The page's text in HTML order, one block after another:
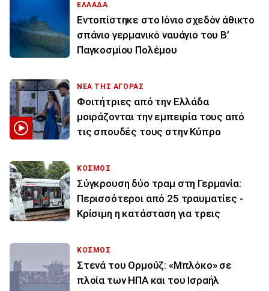
ΕΛΛΑΔΑ
Εντοπίστηκε στο Ιόνιο σχεδόν άθικτο
σπάνιο γερμανικό ναυάγιο του Β’
Παγκοσμίου Πολέμου
ΝΕΑ ΤΗΣ ΑΓΟΡΑΣ
Φοιτήτριες από την Ελλάδα
μοιράζονται την εμπειρία τους από
τις σπουδές τους στην Κύπρο
ΚΟΣΜΟΣ
Σύγκρουση δύο τραμ στη Γερμανία:
Περισσότεροι από 25 τραυματίες -
Κρίσιμη η κατάσταση για τρεις
ΚΟΣΜΟΣ
Στενά του Ορμούζ: «Μπλόκο» σε
πλοία των ΗΠΑ και του Ισραήλ